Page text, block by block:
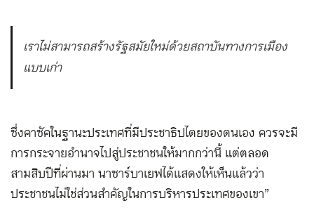
เราไม่สามารถสร้างรัฐสมัยใหม่ด้วยสถาบันทางการเมือง
แบบเก่า
ซึ่งคาซัคในฐานะประเทศที่มีประชาธิปไตยของตนเอง ควรจะมี
การกระจายอำนาจไปสู่ประชาชนให้มากกว่านี้ แต่ตลอด
สามสิบปีที่ผ่านมา นาซาร์บาเยฟได้แสดงให้เห็นแล้วว่า
ประชาชนไม่ใช่ส่วนสำคัญในการบริหารประเทศของเขา”